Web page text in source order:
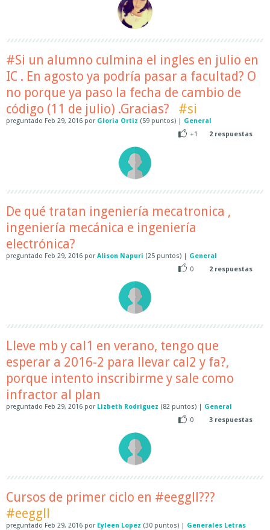
#Si un alumno culmina el ingles en julio en
IC . En agosto ya podría pasar a facultad? O
no porque ya paso la fecha de cambio de
código (11 de julio) .Gracias?
#si
preguntado Feb 29, 2016 por Gloria Ortiz (59 puntos) | General
+1
2 respuestas
De qué tratan ingeniería mecatronica ,
ingeniería mecánica e ingeniería
electrónica?
preguntado Feb 29, 2016 por Alison Napuri (25 puntos) | General
0
2 respuestas
Lleve mb y cal1 en verano, tengo que
esperar a 2016-2 para llevar cal2 y fa?,
porque intento inscribirme y sale como
infractor al plan
preguntado Feb 29, 2016 por Lizbeth Rodriguez (82 puntos) | General
0
3 respuestas
Cursos de primer ciclo en #eeggll???
#eeggll
preguntado Feb 29, 2016 por Eyleen Lopez (30 puntos) | Generales Letras